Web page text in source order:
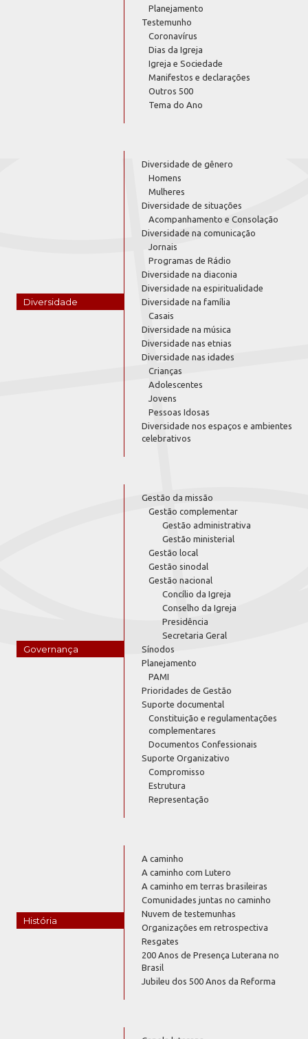
Planejamento
Testemunho
Coronavírus
Dias da Igreja
Igreja e Sociedade
Manifestos e declarações
Outros 500
Tema do Ano
Diversidade
Diversidade de gênero
Homens
Mulheres
Diversidade de situações
Acompanhamento e Consolação
Diversidade na comunicação
Jornais
Programas de Rádio
Diversidade na diaconia
Diversidade na espiritualidade
Diversidade na família
Casais
Diversidade na música
Diversidade nas etnias
Diversidade nas idades
Crianças
Adolescentes
Jovens
Pessoas Idosas
Diversidade nos espaços e ambientes
celebrativos
Governança
Gestão da missão
Gestão complementar
Gestão administrativa
Gestão ministerial
Gestão local
Gestão sinodal
Gestão nacional
Concílio da Igreja
Conselho da Igreja
Presidência
Secretaria Geral
Sínodos
Planejamento
PAMI
Prioridades de Gestão
Suporte documental
Constituição e regulamentações
complementares
Documentos Confessionais
Suporte Organizativo
Compromisso
Estrutura
Representação
História
A caminho
A caminho com Lutero
A caminho em terras brasileiras
Comunidades juntas no caminho
Nuvem de testemunhas
Organizações em retrospectiva
Resgates
200 Anos de Presença Luterana no
Brasil
Jubileu dos 500 Anos da Reforma